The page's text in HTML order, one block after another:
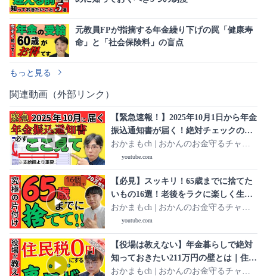
元教員FPが指摘する年金繰り下げの罠「健康寿
命」と「社会保険料」の盲点
もっと見る
関連動画（外部リンク）
【緊急速報！】2025年10月1日から年金
振込通知書が届く！絶対チェックのポ
イント2つを分かりやすく解説／なにが
通知される？届かない人はいるの？全
部答えます！
おかまもch | おかんのお金守るチャン
ネルyoutube.com
【必見】スッキリ！65歳までに捨てた
いもの16選！老後をラクに楽しく生き
るために手放そう【シニアの片付け:断
捨離で生活を整える】
おかまもch | おかんのお金守るチャン
ネルyoutube.com
【役場は教えない】年金暮らしで絶対
知っておきたい211万円の壁とは｜住民
税を0円にする非課税世帯の基準と注意
おかまもch | おかんのお金守るチャン